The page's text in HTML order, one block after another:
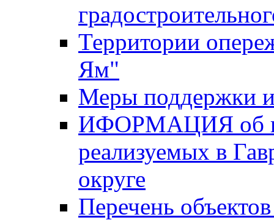
Территории
Ям"
Меры поддержки
ИФОРМАЦИЯ об
реализуемых в
округе
Перечень